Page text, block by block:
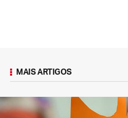
MAIS ARTIGOS